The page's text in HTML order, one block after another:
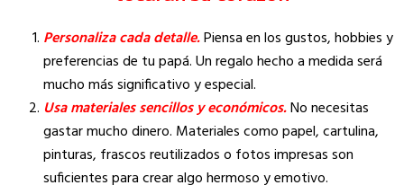
Personaliza cada detalle.Piensa en los gustos, hobbies y
preferencias de tu papá. Un regalo hecho a medida será
mucho más significativo y especial.
Usa materiales sencillos y económicos.No necesitas
gastar mucho dinero. Materiales como papel, cartulina,
pinturas, frascos reutilizados o fotos impresas son
suficientes para crear algo hermoso y emotivo.